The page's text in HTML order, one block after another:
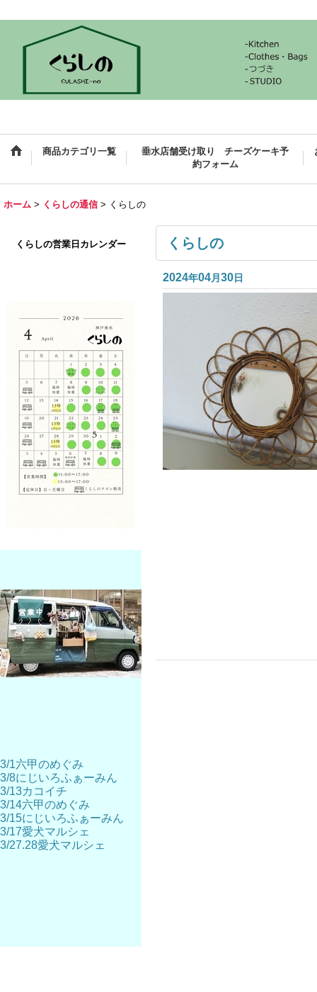
商品カテゴリ一覧
垂水店舗受け取り チーズケーキ予
約フォーム
ホーム > くらしの通信 > くらしの
くらしの営業日カレンダー
3/1六甲のめぐみ
3/8にじいろふぁーみん
3/13カコイチ
3/14六甲のめぐみ
3/15にじいろふぁーみん
3/17愛犬マルシェ
3/27.28愛犬マルシェ
くらしの
2024年04 月 30 日